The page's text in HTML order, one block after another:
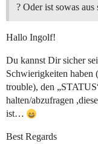
? Oder ist sowas
Hallo Ingolf!
Du kannst Dir sicher
Schwierigkeiten
trouble), den
halten/abzufragen
ist…
Best Regards